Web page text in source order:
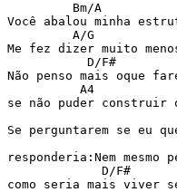
Bm/A
Você abalou minha
A/G
Me fez dizer muito
D/F#
Não penso mais oque
A4
se não puder construir
Se perguntarem se eu
responderia:Nem mesmo
D/F#
como seria mais viver